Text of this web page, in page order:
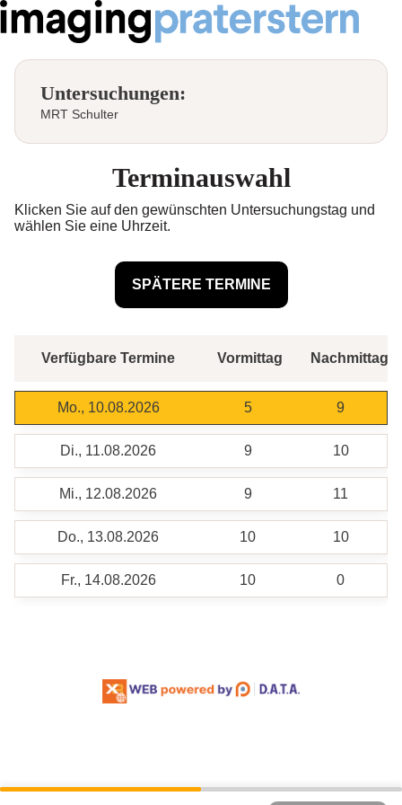
Untersuchungen:
MRT Schulter
Terminauswahl
Klicken Sie auf den gewünschten Untersuchungstag und
wählen Sie eine Uhrzeit.
Verfügbare Termine Vormittag Nachmittag
Mo., 10.08.2026 5 9
Di., 11.08.2026 9 10
Mi., 12.08.2026 9 11
Do., 13.08.2026 10 10
Fr., 14.08.2026 10 0